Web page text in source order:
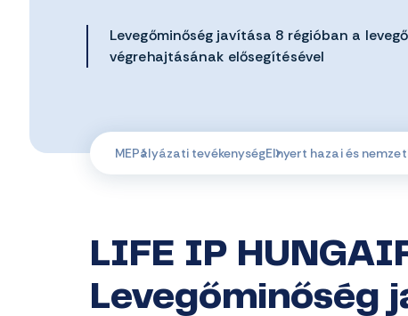
Levegőminőség javítása 8 régióban a
végrehajtásának elősegítésével
MEPályázati tevékenységElnyert hazai és
LIFE IP
Levegőminőség